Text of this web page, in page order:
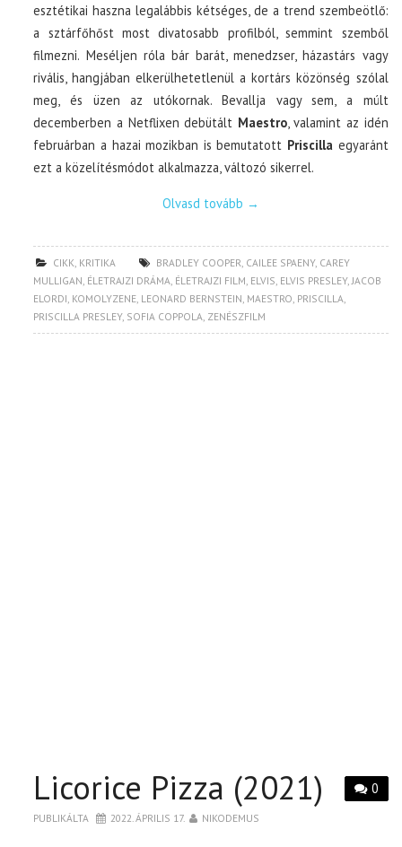
esztétikai haszna legalábbis kétséges, de a trend szembeötlő:
a sztárfőhőst most divatosabb profilból, semmint szemből
filmezni. Meséljen róla bár barát, menedzser, házastárs vagy
rivális, hangjában elkerülhetetlenül a kortárs közönség szólal
meg, és üzen az utókornak. Bevallja vagy sem, a múlt
decemberben a Netflixen debütált Maestro, valamint az idén
februárban a hazai mozikban is bemutatott Priscillaegyaránt
ezt a közelítésmódot alkalmazza, változó sikerrel.
Olvasd tovább →
CIKK, KRITIKA BRADLEY COOPER, CAILEE SPAENY, CAREY
MULLIGAN, ÉLETRAJZI DRÁMA, ÉLETRAJZI FILM, ELVIS, ELVIS PRESLEY,JACOB
ELORDI, KOMOLYZENE, LEONARD BERNSTEIN, MAESTRO, PRISCILLA,
PRISCILLA PRESLEY, SOFIA COPPOLA, ZENÉSZFILM
0
Licorice Pizza (2021)
PUBLIKÁLTA 2022. ÁPRILIS 17. NIKODEMUS